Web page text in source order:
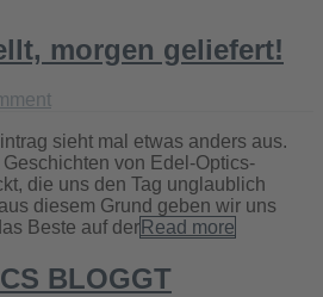
morgen geliefert!
sieht mal etwas anders aus.
von Edel-Optics-
die uns den Tag unglaublich
diesem Grund geben wir uns
Beste auf der Read more
BLOGGT